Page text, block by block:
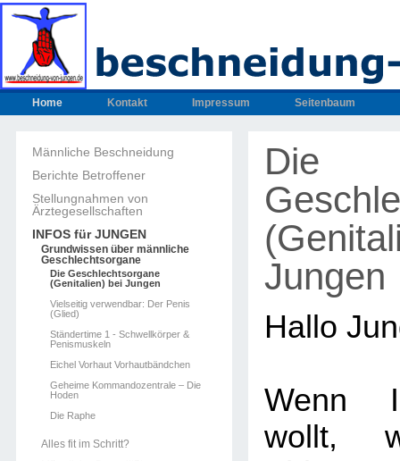
Home Kontakt Impressum Seitenbaum
Männliche Beschneidung
Berichte Betroffener
Stellungnahmen von
Ärztegesellschaften
INFOS für JUNGEN
Grundwissen über männliche
Geschlechtsorgane
Die Geschlechtsorgane
(Genitalien) bei Jungen
Vielseitig verwendbar: Der Penis
(Glied)
Ständertime 1 - Schwellkörper &
Penismuskeln
Eichel Vorhaut Vorhautbändchen
Geheime Kommandozentrale – Die
Hoden
Die Raphe
Alles fit im Schritt?
Die
Jungen
Hallo
Wenn
wollt,